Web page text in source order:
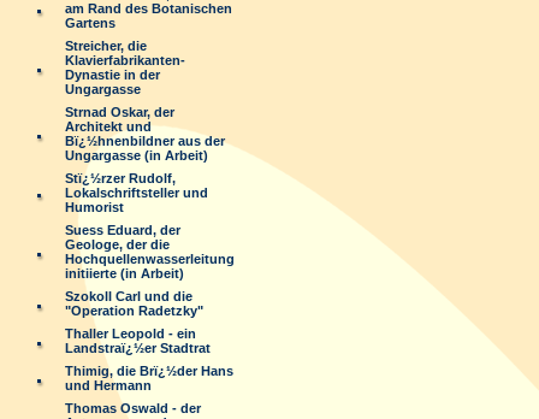
am Rand des Botanischen
Gartens
Streicher, die
Klavierfabrikanten-
Dynastie in der
Ungargasse
Strnad Oskar, der
Architekt und
Bï¿½hnenbildner aus der
Ungargasse (in Arbeit)
Stï¿½rzer Rudolf,
Lokalschriftsteller und
Humorist
Suess Eduard, der
Geologe, der die
Hochquellenwasserleitung
initiierte (in Arbeit)
Szokoll Carl und die
"Operation Radetzky"
Thaller Leopold - ein
Landstraï¿½er Stadtrat
Thimig, die Brï¿½der Hans
und Hermann
Thomas Oswald - der